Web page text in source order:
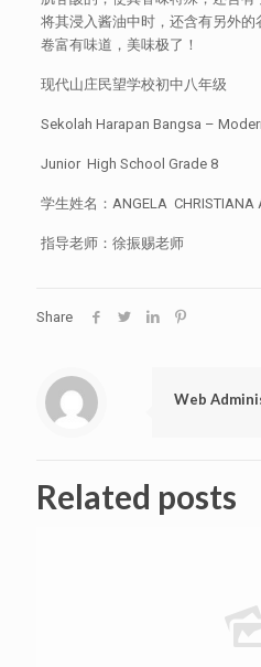
将其浸入酱油中时，还含有另外
卷富有味道，美味极了！
现代山庄民望学校初中八年级
Sekolah Harapan Bangsa –
Junior High School Grade 8
学生姓名：ANGELA CHRISTIANA
指导老师：徐振赐老师
Share
Web
Related posts